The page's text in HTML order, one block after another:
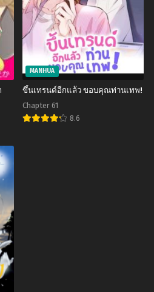
MANHUA
ขึ้นเทรนด์อีกแล้ว ขอบคุณท่านเทพ!
Chapter 61
8.6